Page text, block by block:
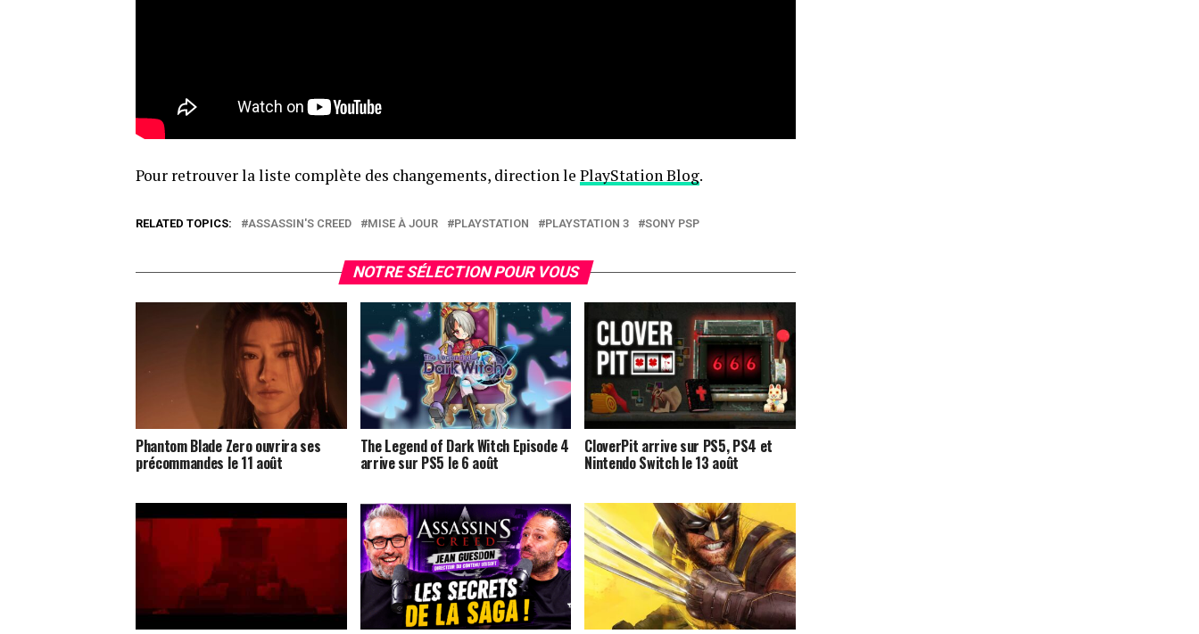
Pour retrouver la liste complète des changements, direction le PlayStation Blog.
RELATED TOPICS: ASSASSIN'S CREED MISE À JOUR PLAYSTATION PLAYSTATION 3 SONY PSP
NOTRE SÉLECTION POUR VOUS
Phantom Blade Zero ouvrira ses
précommandes le 11 août
The Legend of Dark Witch Episode 4
arrive sur PS5 le 6 août
CloverPit arrive sur PS5, PS4 et
Nintendo Switch le 13 août